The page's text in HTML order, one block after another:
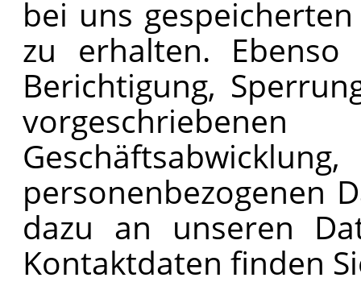
bei uns
zu erhalten.
Berichtigung,
personenbezogenen
dazu an unseren
Kontaktdaten finden